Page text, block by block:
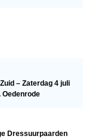
– Zaterdag 4 juli
Oedenrode
Dressuurpaarden